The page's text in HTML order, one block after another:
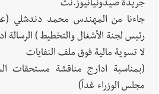
أخبار صيدا بلدية صيدا تهنئ نادي
بكرة الطاولة للرجال للعام الرابع على
جريدة صيدونيانيوز.نت
جاءنا من المهندس محمد دندشلي
رئيس لجنة الأشغال والتخطيط ) الرسالة
لا تسوية مالية فوق ملف النفايات
(بمناسبة ادارج مناقشة مستحقات
مجلس الوزراء غداً)